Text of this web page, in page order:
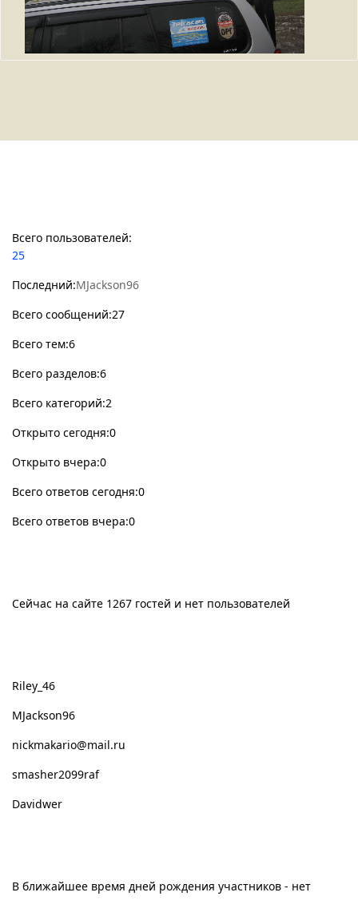
Всего пользователей:
25
Последний:MJackson96
Всего сообщений:27
Всего тем:6
Всего разделов:6
Всего категорий:2
Открыто сегодня:0
Открыто вчера:0
Всего ответов сегодня:0
Всего ответов вчера:0
Сейчас на сайте 1267 гостей и нет пользователей
Riley_46
MJackson96
nickmakario@mail.ru
smasher2099raf
Davidwer
В ближайшее время дней рождения участников - нет